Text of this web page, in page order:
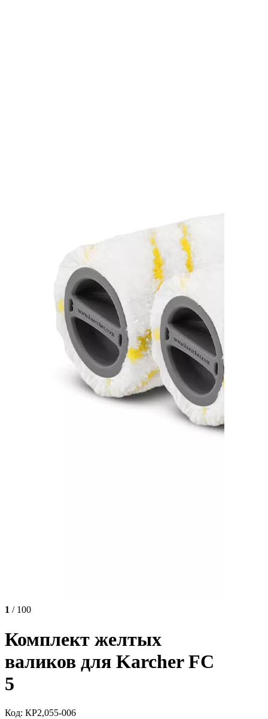
1 / 100
Комплект желтых
валиков для Karcher FC
5
Код: КР2,055-006